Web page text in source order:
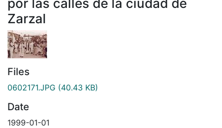
por las calles de la ciudad de
Zarzal
Files
0602171.JPG (40.43 KB)
Date
1999-01-01